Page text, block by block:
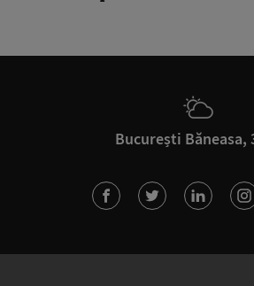
București Băneasa,